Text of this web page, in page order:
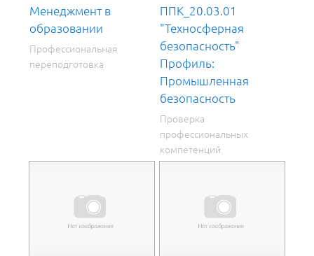
Менеджмент в
образовании
Профессиональная
переподготовка
ППК_20.03.01
"Техносферная
безопасность"
Профиль:
Промышленная
безопасность
Проверка
профессиональных
компетенций